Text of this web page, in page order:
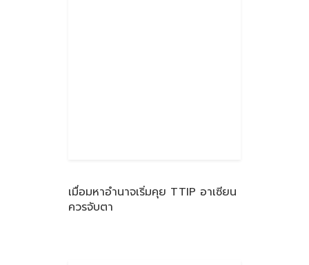
เมื่อมหาอำนาจเริ่มคุย TTIP อาเซียน
ควรจับตา